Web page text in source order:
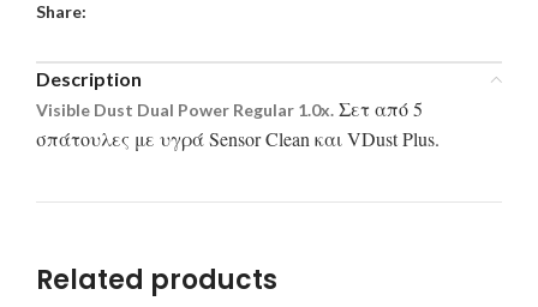
Share:
Description
Visible Dust Dual Power Regular 1.0x. Σετ από 5
σπάτουλες με υγρά Sensor Clean και VDust Plus.
Related products